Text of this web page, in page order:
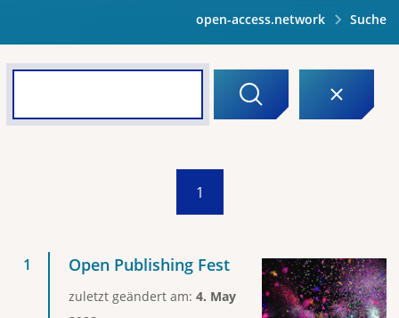
open-access.network Suche
1
Open Publishing Fest
zuletzt geändert am: 4. May